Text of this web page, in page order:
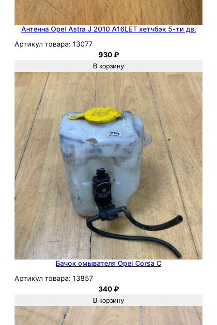
Антенна Opel Astra J 2010 A16LET хетчбэк 5-ти дв.
Артикул товара: 13077
930₽
В корзину
Бачок омывателя Opel Corsa C
Артикул товара: 13857
340₽
В корзину